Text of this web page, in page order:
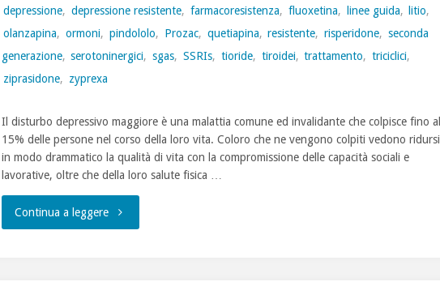
depressione, depressione resistente, farmacoresistenza, fluoxetina, linee guida, litio,
olanzapina, ormoni, pindololo, Prozac, quetiapina, resistente, risperidone, seconda
generazione, serotoninergici, sgas, SSRIs, tioride, tiroidei, trattamento, triciclici,
ziprasidone, zyprexa
Il disturbo depressivo maggiore è una malattia comune ed invalidante che colpisce fino al
15% delle persone nel corso della loro vita. Coloro che ne vengono colpiti vedono ridursi
in modo drammatico la qualità di vita con la compromissione delle capacità sociali e
lavorative, oltre che della loro salute fisica …
Continua a leggere"Depressione